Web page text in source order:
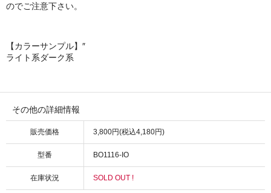
のでご注意下さい。
【カラーサンプル】″
ライト系ダーク系
その他の詳細情報
販売価格 3,800円(税込4,180円)
型番 BO1116-IO
在庫状況 SOLD OUT !